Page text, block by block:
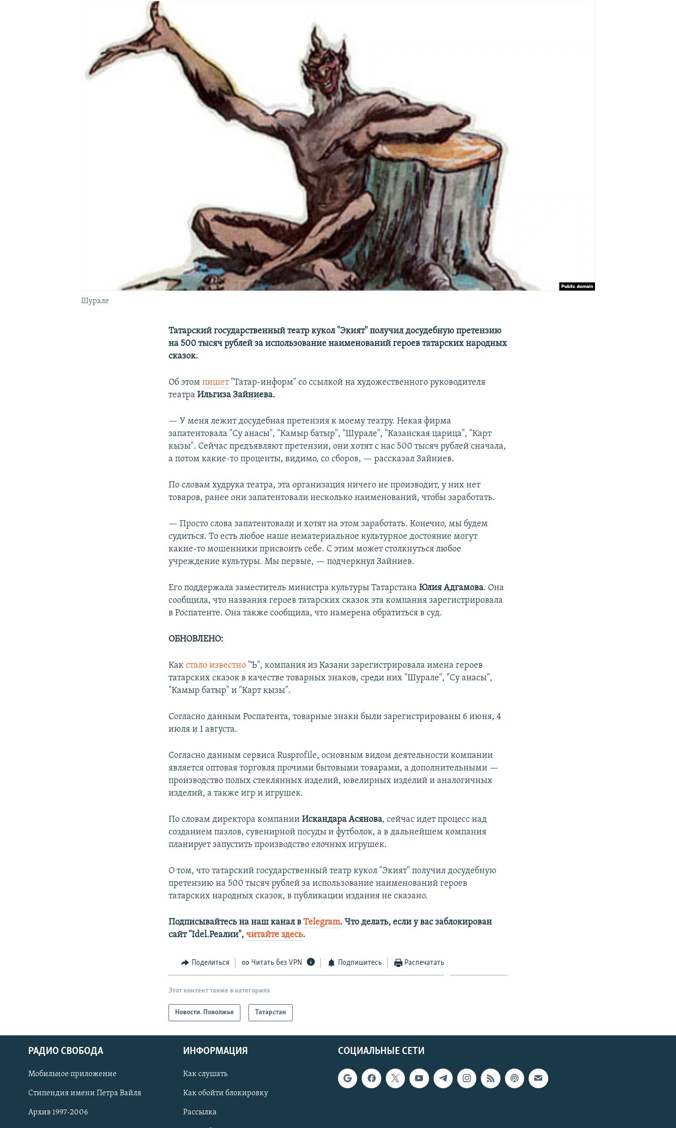
СОЦИАЛЬНЫЕ СЕТИ
Шурале
Татарский государственный театр кукол "Экият" получил досудебную претензию
на 500 тысяч рублей за использование наименований героев татарских народных
сказок.
Об этомпишет"Татар-информ" со ссылкой на художественного руководителя
театраИльгиза Зайниева.
— У меня лежит досудебная претензия к моему театру. Некая фирма
запатентовала "Су анасы", "Камыр батыр", "Шурале", "Казанская царица", "Карт
кызы". Сейчас предъявляют претензии, они хотят с нас 500 тысяч рублей сначала,
а потом какие-то проценты, видимо, со сборов, — рассказал Зайниев.
По словам худрука театра, эта организация ничего не производит, у них нет
товаров, ранее они запатентовали несколько наименований, чтобы заработать.
— Просто слова запатентовали и хотят на этом заработать. Конечно, мы будем
судиться. То есть любое наше нематериальное культурное достояние могут
какие-то мошенники присвоить себе. С этим может столкнуться любое
учреждение культуры. Мы первые, — подчеркнул Зайниев.
Его поддержала заместитель министра культуры ТатарстанаЮлия Адгамова. Она
сообщила, что названия героев татарских сказок эта компания зарегистрировала
в Роспатенте. Она также сообщила, что намерена обратиться в суд.
ОБНОВЛЕНО:
Какстало известно "Ъ", компания из Казани зарегистрировала имена героев
татарских сказок в качестве товарных знаков, среди них "Шурале", "Су анасы",
"Камыр батыр" и "Карт кызы".
Согласно данным Роспатента, товарные знаки были зарегистрированы 6 июня, 4
июля и 1 августа.
Согласно данным сервиса Rusprofile, основным видом деятельности компании
является оптовая торговля прочими бытовыми товарами, а дополнительными —
производство полых стеклянных изделий, ювелирных изделий и аналогичных
изделий, а также игр и игрушек.
По словам директора компанииИскандара Асянова, сейчас идет процесс над
созданием пазлов, сувенирной посуды и футболок, а в дальнейшем компания
планирует запустить производство елочных игрушек.
О том, что татарский государственный театр кукол "Экият" получил досудебную
претензию на 500 тысяч рублей за использование наименований героев
татарских народных сказок, в публикации издания не сказано.
Подписывайтесь на наш канал вTelegram. Что делать, если у вас заблокирован
сайт "Idel.Реалии",читайте здесь.
Поделиться Читать без VPN Подпишитесь Распечатать
Этот контент также в категориях
Новости. Поволжье Татарстан
СОЦИАЛЬНЫЕ СЕТИ
РАДИО СВОБОДА
Мобильное приложение
Стипендия имени Петра Вайля
Архив 1997-2006
ИНФОРМАЦИЯ
Как слушать
Как обойти блокировку
Рассылка